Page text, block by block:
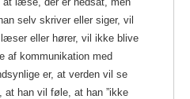
selv skriver eller siger, vil
eller hører, vil ikke blive
af kommunikation med
er, at verden vil se
han vil føle, at han ”ikke